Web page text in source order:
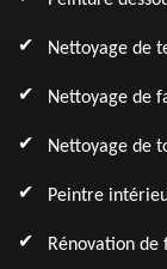
Nettoyage de
Nettoyage de
Nettoyage de
Peintre
Rénovation de